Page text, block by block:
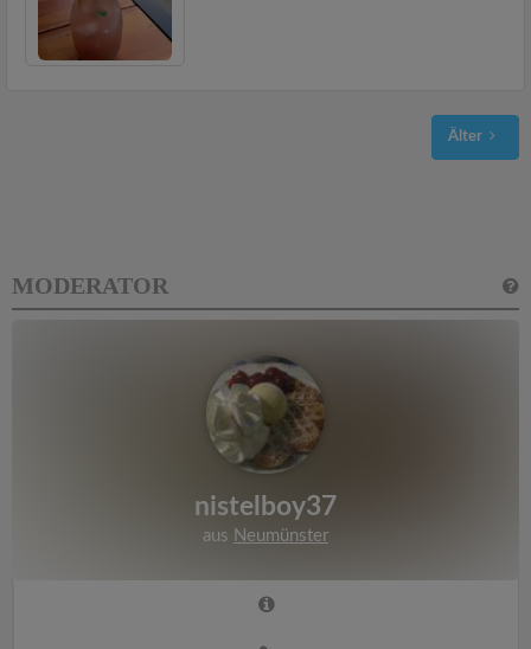
Älter
MODERATOR
nistelboy37
aus Neumünster